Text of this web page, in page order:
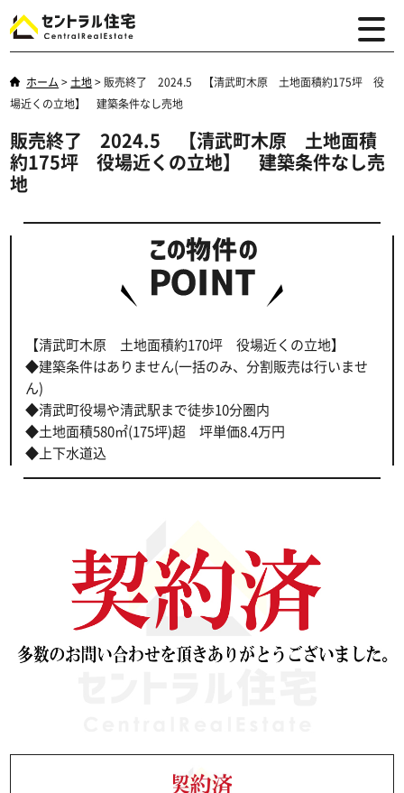
ホーム > 土地> 販売終了 2024.5 【清武町木原 土地面積約175坪 役
場近くの立地】 建築条件なし売地
販売終了 2024.5 【清武町木原 土地面積
約175坪 役場近くの立地】 建築条件なし売
地
【清武町木原 土地面積約170坪 役場近くの立地】
◆建築条件はありません(一括のみ、分割販売は行いませ
ん)
◆清武町役場や清武駅まで徒歩10分圏内
◆土地面積580㎡(175坪)超 坪単価8.4万円
◆上下水道込